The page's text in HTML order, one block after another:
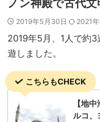
ノン神殿で古代
2019年5月30日 2021
2019年5月、1人で約
遊しました。
こちらもCHECK
【地
ルコ、